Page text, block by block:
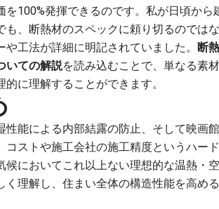
を100%発揮できるのです。私が日頃か
も、断熱材のスペックに頼り切るのでは
や工法が詳細に明記されていました。
断
いての解説を読み込むことで、単なる素
的に理解することができます。
性能による内部結露の防止、そして映画
コストや施工会社の施工精度というハー
候においてこれ以上ない理想的な温熱・
く理解し、住まい全体の構造性能を高め